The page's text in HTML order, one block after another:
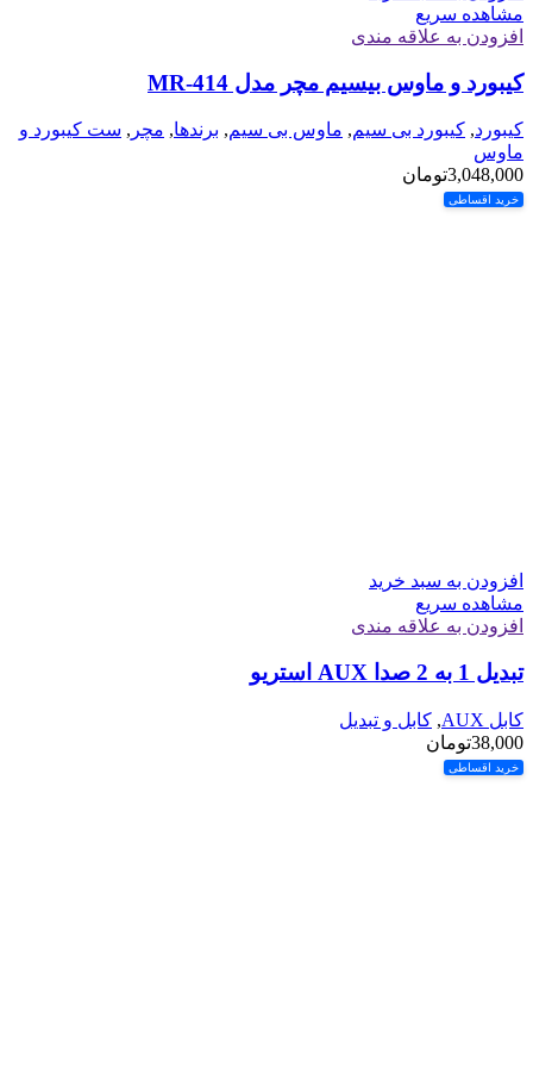
مشاهده سریع
افزودن به علاقه مندی
کیبورد و ماوس بیسیم مچر مدل MR-414
کیبورد, کیبورد بی سیم, ماوس بی سیم, برندها, مچر , ست کیبورد و
ماوس
3,048,000تومان
خرید اقساطی
افزودن به سبد خرید
مشاهده سریع
افزودن به علاقه مندی
تبدیل 1 به 2 صدا AUX استریو
کابل AUX , کابل و تبدیل
38,000تومان
خرید اقساطی